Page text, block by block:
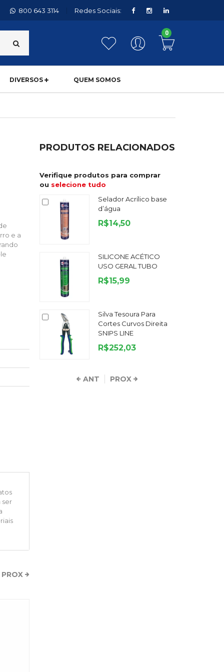
Redes Sociais:
800 643 3114
0
DIVERSOS QUEM SOMOS
e a
ser
PROX
PRODUTOS RELACIONADOS
Verifique produtos para comprar
ou selecione tudo
Selador Acrílico base
d’água
R$14,50
SILICONE ACÉTICO
USO GERAL TUBO
R$15,99
Silva Tesoura Para
Cortes Curvos Direita
SNIPS LINE
R$252,03
ANT PROX